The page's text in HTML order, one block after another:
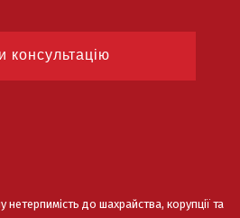
консультацію
до шахрайства, корупції та